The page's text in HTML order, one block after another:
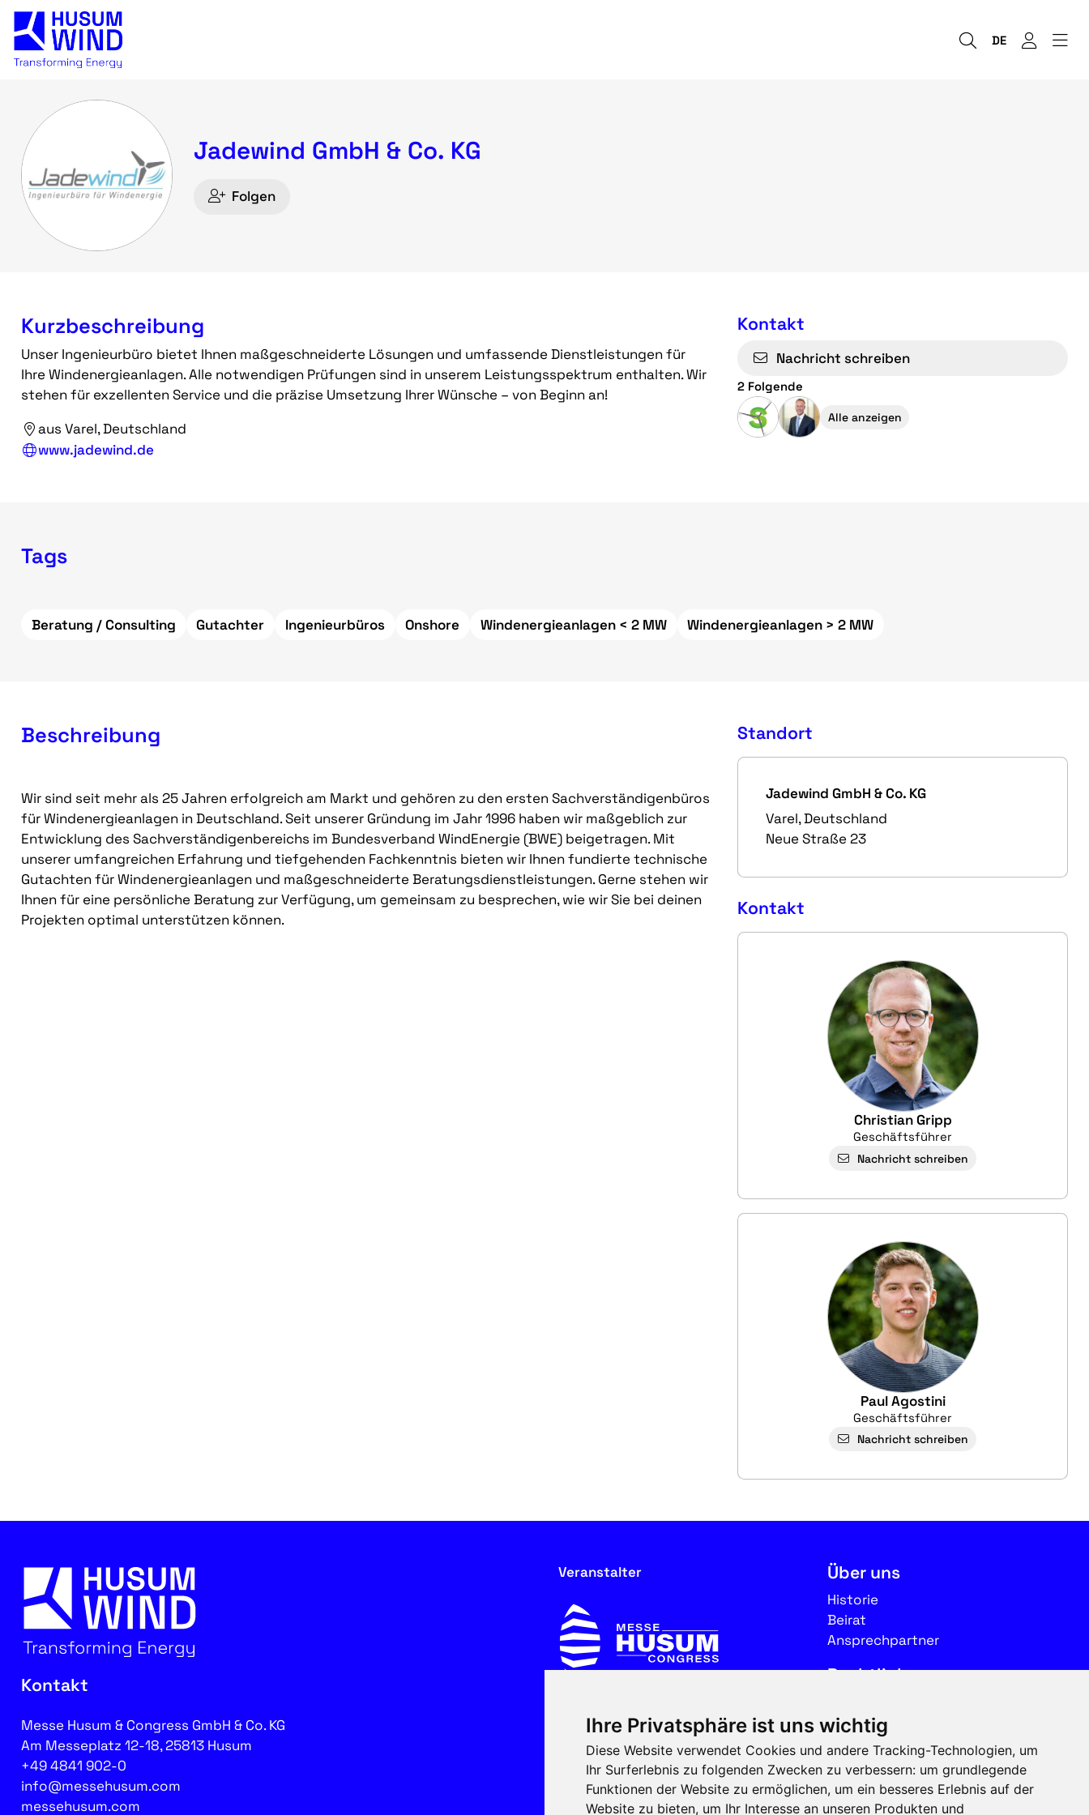
Ihre Privatsphäre ist uns wichtig
Diese Website verwendet Cookies und andere Tracking-Technologien, um
Ihr Surferlebnis zu folgenden Zwecken zu verbessern: um grundlegende
Funktionen der Website zu ermöglichen, um ein besseres Erlebnis auf der
Website zu bieten, um Ihr Interesse an unseren Produkten und
DE
Jadewind GmbH & Co. KG
Folgen
Kurzbeschreibung
Unser Ingenieurbüro bietet Ihnen maßgeschneiderte Lösungen und umfassende Dienstleistungen für
Ihre Windenergieanlagen. Alle notwendigen Prüfungen sind in unserem Leistungsspektrum enthalten. Wir
stehen für exzellenten Service und die präzise Umsetzung Ihrer Wünsche – von Beginn an!
aus Varel, Deutschland
www.jadewind.de
Kontakt
Nachricht schreiben
2 Folgende
Alle anzeigen
Tags
Beratung / Consulting Gutachter Ingenieurbüros Onshore Windenergieanlagen < 2 MW Windenergieanlagen > 2 MW
Beschreibung
Wir sind seit mehr als 25 Jahren erfolgreich am Markt und gehören zu den ersten Sachverständigenbüros
für Windenergieanlagen in Deutschland. Seit unserer Gründung im Jahr 1996 haben wir maßgeblich zur
Entwicklung des Sachverständigenbereichs im Bundesverband WindEnergie (BWE) beigetragen. Mit
unserer umfangreichen Erfahrung und tiefgehenden Fachkenntnis bieten wir Ihnen fundierte technische
Gutachten für Windenergieanlagen und maßgeschneiderte Beratungsdienstleistungen. Gerne stehen wir
Ihnen für eine persönliche Beratung zur Verfügung, um gemeinsam zu besprechen, wie wir Sie bei deinen
Projekten optimal unterstützen können.
Standort
Jadewind GmbH & Co. KG
Varel, Deutschland
Neue Straße 23
Kontakt
Christian Gripp
Geschäftsführer
Nachricht schreiben
Paul Agostini
Geschäftsführer
Nachricht schreiben
Kontakt
Messe Husum & Congress GmbH & Co. KG
Am Messeplatz 12-18, 25813 Husum
+49 4841 902-0
info@messehusum.com
messehusum.com
Veranstalter
In Kooperation mit
Über uns
Historie
Beirat
Ansprechpartner
Rechtliches
Impressum
Datenschutz
Nutzungsbedingungen
Folgen Sie uns auf Social